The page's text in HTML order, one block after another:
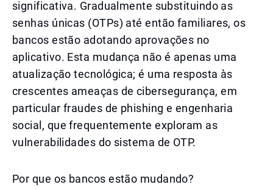
significativa. Gradualmente substituindo as
senhas únicas (OTPs) até então familiares, os
bancos estão adotando aprovações no
aplicativo. Esta mudança não é apenas uma
atualização tecnológica; é uma resposta às
crescentes ameaças de cibersegurança, em
particular fraudes de phishing e engenharia
social, que frequentemente exploram as
vulnerabilidades do sistema de OTP.
Por que os bancos estão mudando?